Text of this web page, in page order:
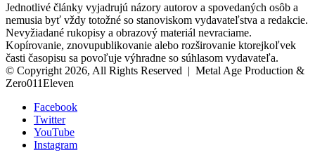
Jednotlivé články vyjadrujú názory autorov a spovedaných osôb a
nemusia byť vždy totožné so stanoviskom vydavateľstva a redakcie.
Nevyžiadané rukopisy a obrazový materiál nevraciame.
Kopírovanie, znovupublikovanie alebo rozširovanie ktorejkoľvek
časti časopisu sa povoľuje výhradne so súhlasom vydavateľa.
© Copyright 2026, All Rights Reserved | Metal Age Production &
Zero011Eleven
Facebook
Twitter
YouTube
Instagram